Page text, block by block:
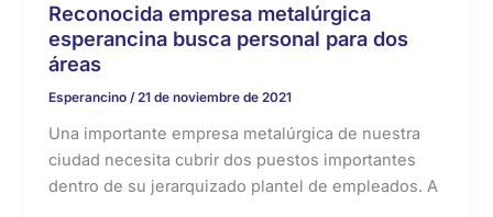
Reconocida empresa metalúrgica
esperancina busca personal para dos
áreas
Esperancino/21 de noviembre de 2021
Una importante empresa metalúrgica de nuestra
ciudad necesita cubrir dos puestos importantes
dentro de su jerarquizado plantel de empleados. A